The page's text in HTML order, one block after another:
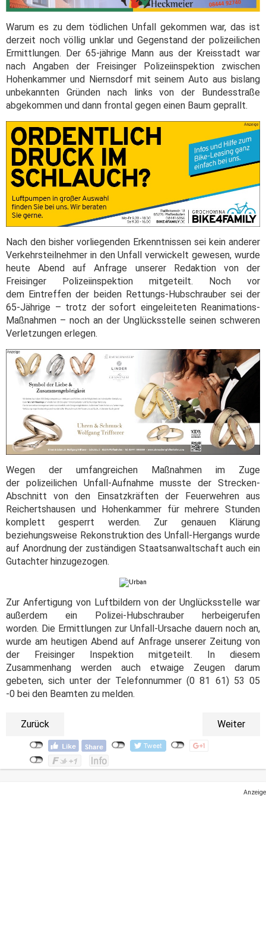
Warum es zu dem tödlichen Unfall gekommen war, das ist
derzeit noch völlig unklar und Gegenstand der polizeilichen
Ermittlungen. Der 65-jährige Mann aus der Kreisstadt war
nach Angaben der Freisinger Polizeiinspektion zwischen
Hohenkammer und Niernsdorf mit seinem Auto aus bislang
unbekannten Gründen nach links von der Bundesstraße
abgekommen und dann frontal gegen einen Baum geprallt.
Nach den bisher vorliegenden Erkenntnissen sei kein anderer
Verkehrsteilnehmer in den Unfall verwickelt gewesen, wurde
heute Abend auf Anfrage unserer Redaktion von der
Freisinger Polizeiinspektion mitgeteilt. Noch vor
dem Eintreffen der beiden Rettungs-Hubschrauber sei der
65-Jährige – trotz der sofort eingeleiteten Reanimations-
Maßnahmen – noch an der Unglücksstelle seinen schweren
Verletzungen erlegen.
Wegen der umfangreichen Maßnahmen im Zuge
der polizeilichen Unfall-Aufnahme musste der Strecken-
Abschnitt von den Einsatzkräften der Feuerwehren aus
Reichertshausen und Hohenkammer für mehrere Stunden
komplett gesperrt werden. Zur genauen Klärung
beziehungsweise Rekonstruktion des Unfall-Hergangs wurde
auf Anordnung der zuständigen Staatsanwaltschaft auch ein
Gutachter hinzugezogen.
Zur Anfertigung von Luftbildern von der Unglücksstelle war
außerdem ein Polizei-Hubschrauber herbeigerufen
worden. Die Ermittlungen zur Unfall-Ursache dauern noch an,
wurde am heutigen Abend auf Anfrage unserer Zeitung von
der Freisinger Inspektion mitgeteilt. In diesem
Zusammenhang werden auch etwaige Zeugen darum
gebeten, sich unter der Telefonnummer (0 81 61) 53 05
-0 bei den Beamten zu melden.
Zurück Weiter
Anzeige